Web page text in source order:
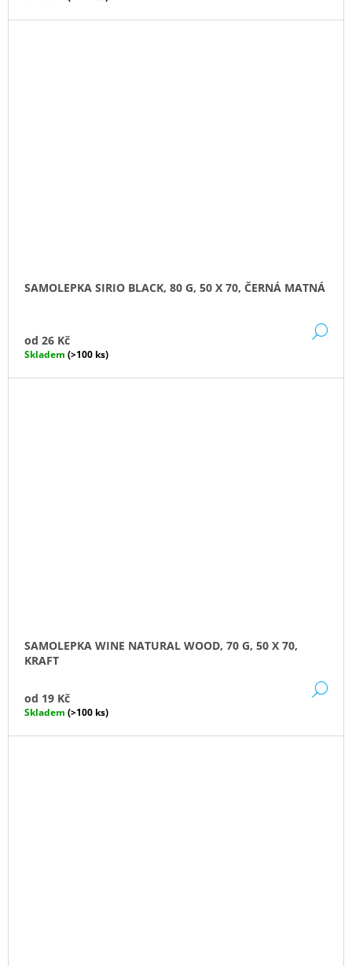
SAMOLEPKA SIRIO BLACK, 80 G, 50 X 70, ČERNÁ MATNÁ
od 26 Kč
Skladem (>100 ks)
SAMOLEPKA WINE NATURAL WOOD, 70 G, 50 X 70,
KRAFT
od 19 Kč
Skladem (>100 ks)